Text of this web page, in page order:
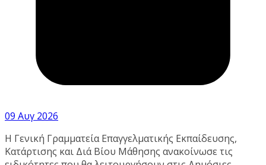
09 Αυγ 2026
Η Γενική Γραμματεία Επαγγελματικής Εκπαίδευσης,
Κατάρτισης και Διά Βίου Μάθησης ανακοίνωσε τις